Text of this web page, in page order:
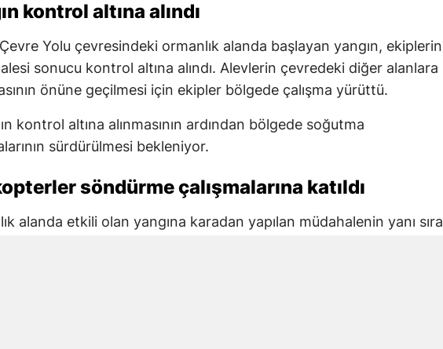
kontrol altına alındı
Yolu çevresindeki ormanlık alanda başlayan yangın, ekiplerin
sonucu kontrol altına alındı. Alevlerin çevredeki diğer alanlara
önüne geçilmesi için ekipler bölgede çalışma yürüttü.
kontrol altına alınmasının ardından bölgede soğutma
sürdürülmesi bekleniyor.
söndürme çalışmalarına katıldı
alanda etkili olan yangına karadan yapılan müdahalenin yanı sıra